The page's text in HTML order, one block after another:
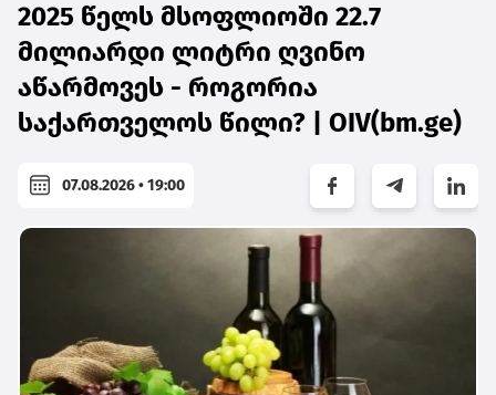
2025 წელს მსოფლიოში 22.7
მილიარდი ლიტრი ღვინო
აწარმოვეს - როგორია
საქართველოს წილი? | OIV(bm.ge)
07.08.2026 • 19:00